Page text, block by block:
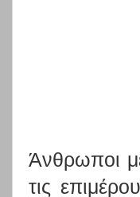
Άνθρωποι
τις